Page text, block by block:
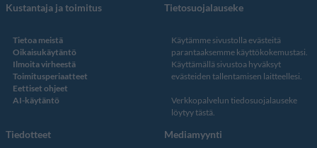
Kustantaja ja toimitus
Tietoa meistä
Oikaisukäytäntö
Ilmoita virheestä
Toimitusperiaatteet
Eettiset ohjeet
AI-käytäntö
Tietosuojalauseke
Käytämme sivustolla evästeitä
parantaaksemme käyttökokemustasi.
Käyttämällä sivustoa hyväksyt
evästeiden tallentamisen laitteellesi.
Verkkopalvelun tiedosuojalauseke
löytyy tästä
Tiedotteet Mediamyynti